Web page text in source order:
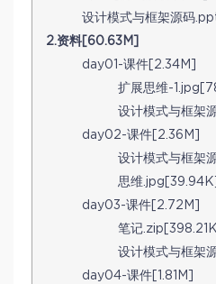
设计模式与框架源码
2.资料[60.63M]
day01-课件[2.34M]
扩展思维-
设计模式与框架
day02-课件[2.36M]
设计模式与框架
思维.jpg[39.94K]
day03-课件[2.72M]
笔记.zip[398.21K]
设计模式与框架
day04-课件[1.81M]